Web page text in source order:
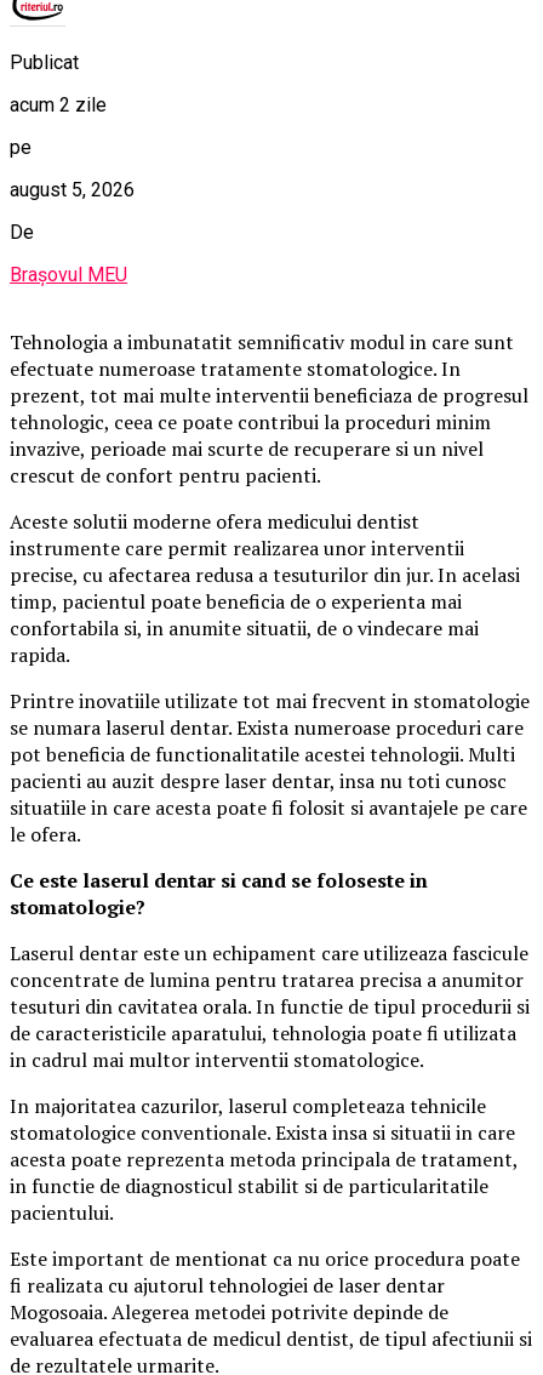
Publicat
acum 2 zile
pe
august 5, 2026
De
Brașovul MEU
Tehnologia a imbunatatit semnificativ modul in care sunt
efectuate numeroase tratamente stomatologice. In
prezent, tot mai multe interventii beneficiaza de progresul
tehnologic, ceea ce poate contribui la proceduri minim
invazive, perioade mai scurte de recuperare si un nivel
crescut de confort pentru pacienti.
Aceste solutii moderne ofera medicului dentist
instrumente care permit realizarea unor interventii
precise, cu afectarea redusa a tesuturilor din jur. In acelasi
timp, pacientul poate beneficia de o experienta mai
confortabila si, in anumite situatii, de o vindecare mai
rapida.
Printre inovatiile utilizate tot mai frecvent in stomatologie
se numara laserul dentar. Exista numeroase proceduri care
pot beneficia de functionalitatile acestei tehnologii. Multi
pacienti au auzit despre laser dentar, insa nu toti cunosc
situatiile in care acesta poate fi folosit si avantajele pe care
le ofera.
Ce este laserul dentar si cand se foloseste in
stomatologie?
Laserul dentar este un echipament care utilizeaza fascicule
concentrate de lumina pentru tratarea precisa a anumitor
tesuturi din cavitatea orala. In functie de tipul procedurii si
de caracteristicile aparatului, tehnologia poate fi utilizata
in cadrul mai multor interventii stomatologice.
In majoritatea cazurilor, laserul completeaza tehnicile
stomatologice conventionale. Exista insa si situatii in care
acesta poate reprezenta metoda principala de tratament,
in functie de diagnosticul stabilit si de particularitatile
pacientului.
Este important de mentionat ca nu orice procedura poate
fi realizata cu ajutorul tehnologiei de laser dentar
Mogosoaia. Alegerea metodei potrivite depinde de
evaluarea efectuata de medicul dentist, de tipul afectiunii si
de rezultatele urmarite.